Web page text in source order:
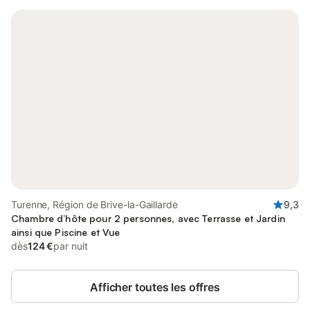
Turenne, Région de Brive-la-Gaillarde
9,3
Chambre d’hôte pour 2 personnes, avec Terrasse et Jardin
ainsi que Piscine et Vue
dès124 €par nuit
Afficher toutes les offres